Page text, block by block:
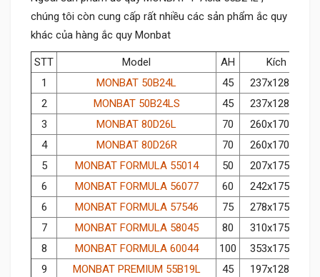
chúng tôi còn cung cấp rất nhiều các sản phẩm ắc quy
khác của hàng ắc quy Monbat
STT Model AH
Kích thước
1
MONBAT 50B24L 45
237x128x220
2
MONBAT 50B24LS 45
237x128x220
3
MONBAT 80D26L 70
260x170x220
4
MONBAT 80D26R 70
260x170x220
5
MONBAT FORMULA 55014 50
207x175x175
6
MONBAT FORMULA 56077 60
242x175x175
6
MONBAT FORMULA 57546 75
278x175x175
7
MONBAT FORMULA 58045 80
310x175x175
8
MONBAT FORMULA 60044 100
353x175x190
9
MONBAT PREMIUM 55B19L 45
197x128x220